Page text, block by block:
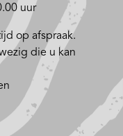
uur
op afspraak.
die u kan